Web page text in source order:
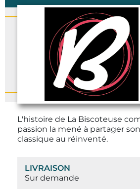
L'histoire de La Biscoteuse
passion la mené à partager
classique au réinventé.
LIVRAISON
Sur demande